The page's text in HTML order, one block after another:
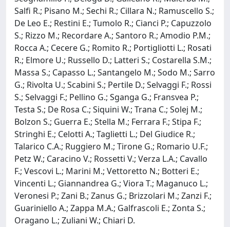
Salfi R.; Pisano M.; Sechi R.; Cillara N.; Ramuscello S.;
De Leo E.; Restini E.; Tumolo R.; Cianci P.; Capuzzolo
S.; Rizzo M.; Recordare A.; Santoro R.; Amodio P.M.;
Rocca A.; Cecere G.; Romito R.; Portigliotti L.; Rosati
R.; Elmore U.; Russello D.; Latteri S.; Costarella S.M.;
Massa S.; Capasso L.; Santangelo M.; Sodo M.; Sarro
G.; Rivolta U.; Scabini S.; Pertile D.; Selvaggi F.; Rossi
S.; Selvaggi F.; Pellino G.; Sganga G.; Fransvea P.;
Testa S.; De Rosa C.; Siquini W.; Trana C.; Solej M.;
Bolzon S.; Guerra E.; Stella M.; Ferrara F.; Stipa F.;
Stringhi E.; Celotti A.; Taglietti L.; Del Giudice R.;
Talarico C.A.; Ruggiero M.; Tirone G.; Romario U.F.;
Petz W.; Caracino V.; Rossetti V.; Verza L.A.; Cavallo
F.; Vescovi L.; Marini M.; Vettoretto N.; Botteri E.;
Vincenti L.; Giannandrea G.; Viora T.; Maganuco L.;
Veronesi P.; Zani B.; Zanus G.; Brizzolari M.; Zanzi F.;
Guariniello A.; Zappa M.A.; Galfrascoli E.; Zonta S.;
Oragano L.; Zuliani W.; Chiari D.